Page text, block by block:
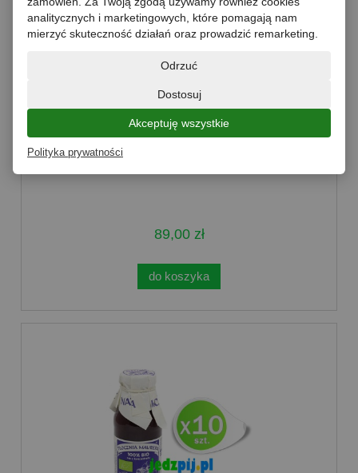
Sok z buraczków i jabłek BIO 750ml
Tłocznia Maurera - 8 sztuk
89,00 zł
do koszyka
analitycznych i marketingowych, które pomagają nam
mierzyć skuteczność działań oraz prowadzić remarketing.
Odrzuć
Dostosuj
Akceptuję wszystkie
Polityka prywatności